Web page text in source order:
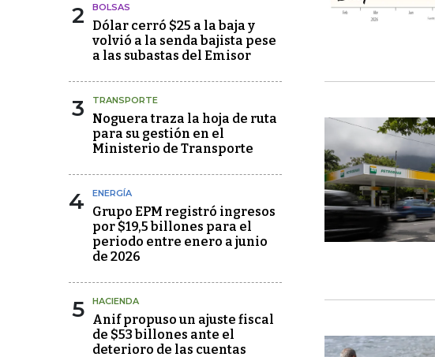
2 BOLSAS
Dólar cerró $25 a la baja y
volvió a la senda bajista pese
a las subastas del Emisor
3 TRANSPORTE
Noguera traza la hoja de ruta
para su gestión en el
Ministerio de Transporte
4 ENERGÍA
Grupo EPM registró ingresos
por $19,5 billones para el
periodo entre enero a junio
de 2026
5 HACIENDA
Anif propuso un ajuste fiscal
de $53 billones ante el
deterioro de las cuentas